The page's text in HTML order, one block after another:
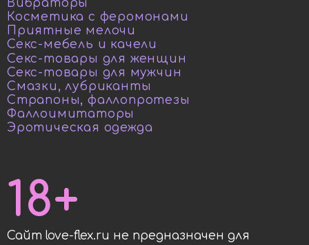
Вибраторы
Косметика с феромонами
Приятные мелочи
Секс-мебель и качели
Секс-товары для женщин
Секс-товары для мужчин
Смазки, лубриканты
Страпоны, фаллопротезы
Фаллоимитаторы
Эротическая одежда
Сайт love-flex.ru не предназначен для
18+